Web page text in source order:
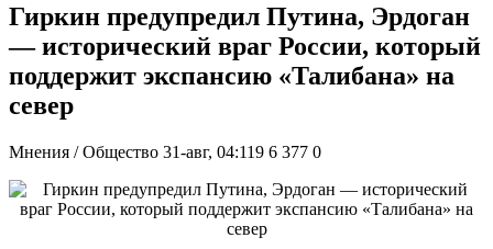
Гиркин предупредил Путина, Эрдоган
— исторический враг России, который
поддержит экспансию «Талибана» на
север
Мнения / Общество 31-авг, 04:119 6 377 0